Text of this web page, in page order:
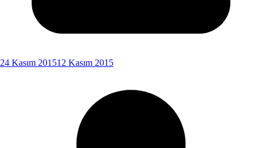
24 Kasım 201512 Kasım 2015